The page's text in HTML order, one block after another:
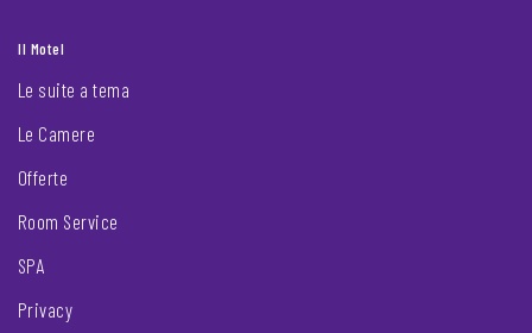
Il Motel
Le suite a tema
Le Camere
Offerte
Room Service
SPA
Privacy